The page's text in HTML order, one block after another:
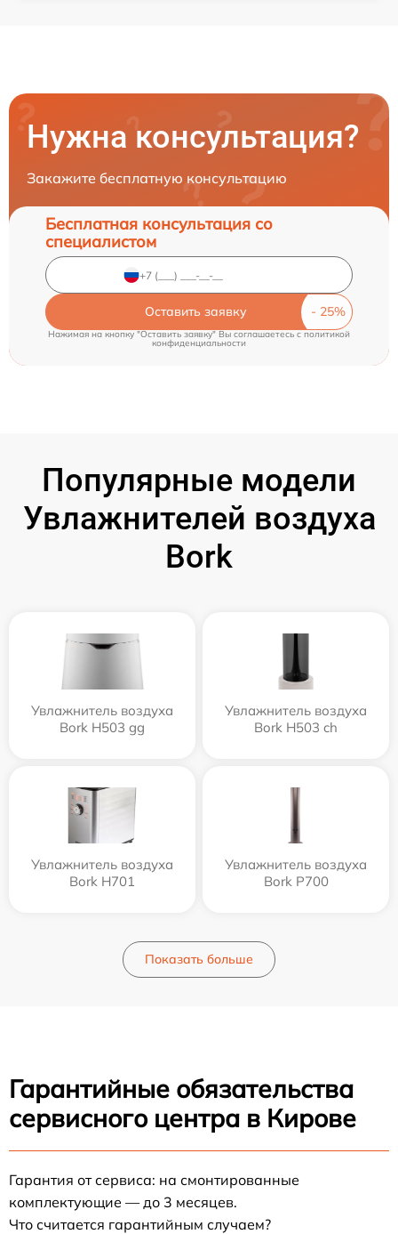
Нужна консультация?
Закажите бесплатную консультацию
Бесплатная консультация со
специалистом
Оставить заявку
Нажимая на кнопку "Оставить заявку" Вы соглашаетесь cполитикой
конфиденциальности
Популярные модели
Увлажнителей воздуха
Bork
Увлажнитель воздуха
Bork H503 gg
Увлажнитель воздуха
Bork H503 ch
Увлажнитель воздуха
Bork H701
Увлажнитель воздуха
Bork P700
Показать больше
Гарантийные обязательства
сервисного центра в Кирове
Гарантия от сервиса: на смонтированные
комплектующие — до 3 месяцев.
Что считается гарантийным случаем?